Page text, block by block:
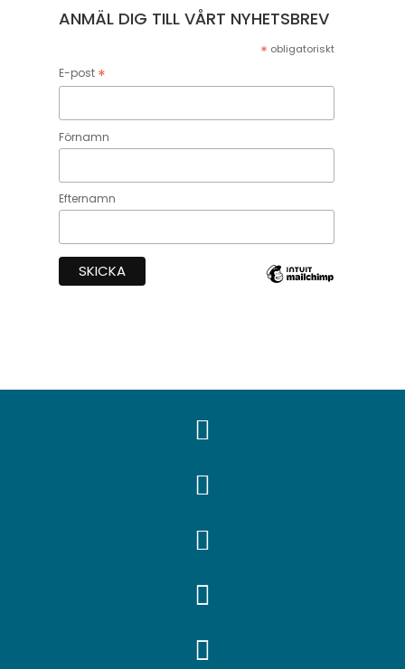
ANMÄL DIG TILL VÅRT NYHETSBREV
* obligatoriskt
E-post *
Förnamn
Efternamn




